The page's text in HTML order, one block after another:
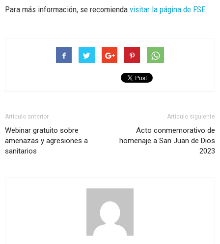
Para más información, se recomienda visitar la página de FSE.
Artículo anterior
Webinar gratuito sobre
amenazas y agresiones a
sanitarios
Artículo siguiente
Acto conmemorativo de
homenaje a San Juan de Dios
2023